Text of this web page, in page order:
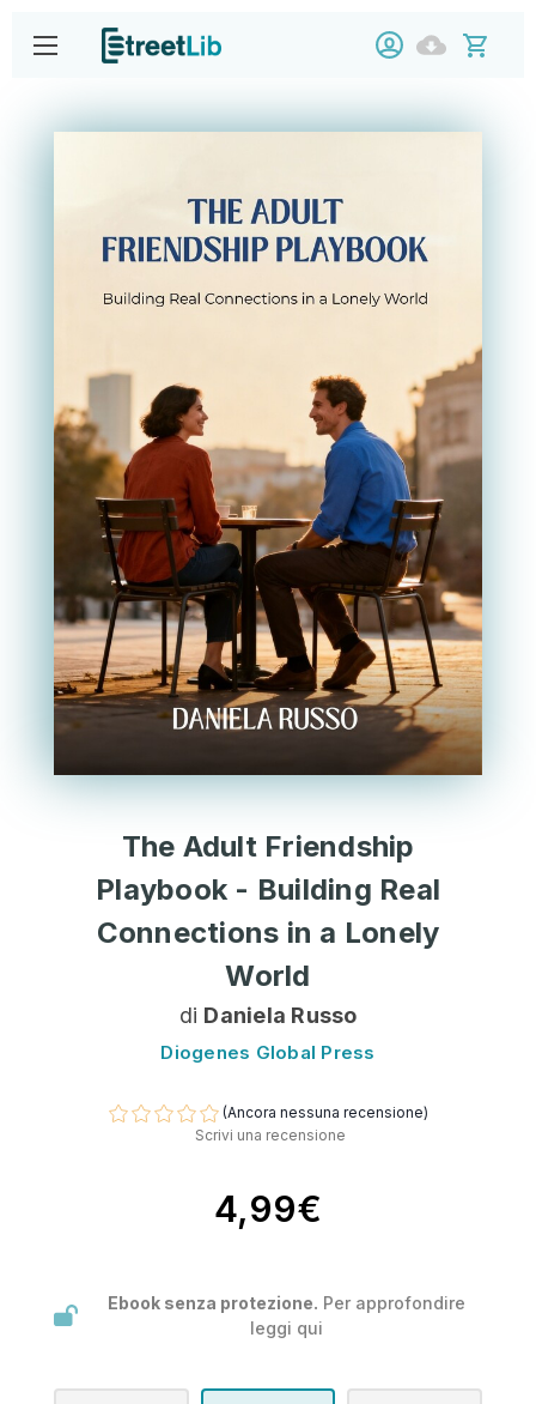
The Adult Friendship
Playbook - Building Real
Connections in a Lonely
World
di Daniela Russo
Diogenes Global Press
(Ancora nessuna recensione)
Scrivi una recensione
4,99€
Ebook senza protezione. Per approfondire
leggi qui